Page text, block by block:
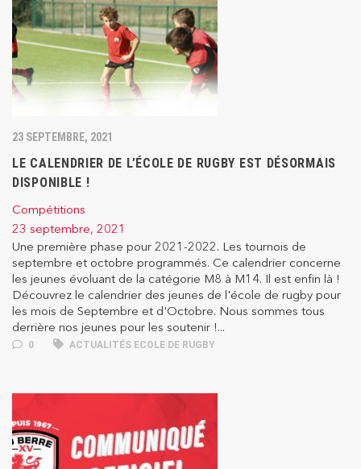
23 SEPTEMBRE, 2021
LE CALENDRIER DE L’ÉCOLE DE RUGBY EST DÉSORMAIS
DISPONIBLE !
Compétitions
23 septembre, 2021
Une première phase pour 2021-2022. Les tournois de
septembre et octobre programmés. Ce calendrier concerne
les jeunes évoluant de la catégorie M8 à M14. Il est enfin là !
Découvrez le calendrier des jeunes de l'école de rugby pour
les mois de Septembre et d'Octobre. Nous sommes tous
derrière nos jeunes pour les soutenir !...
0 ACTUALITÉS ECOLE DE RUGBY